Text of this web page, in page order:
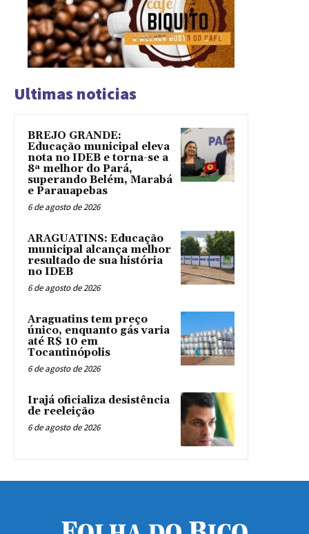
Ultimas noticias
BREJO GRANDE:
Educação municipal eleva
nota no IDEB e torna-se a
8ª melhor do Pará,
superando Belém, Marabá
e Parauapebas
6 de agosto de 2026
ARAGUATINS: Educação
municipal alcança melhor
resultado de sua história
no IDEB
6 de agosto de 2026
Araguatins tem preço
único, enquanto gás varia
até R$ 10 em
Tocantinópolis
6 de agosto de 2026
Irajá oficializa desistência
de reeleição
6 de agosto de 2026